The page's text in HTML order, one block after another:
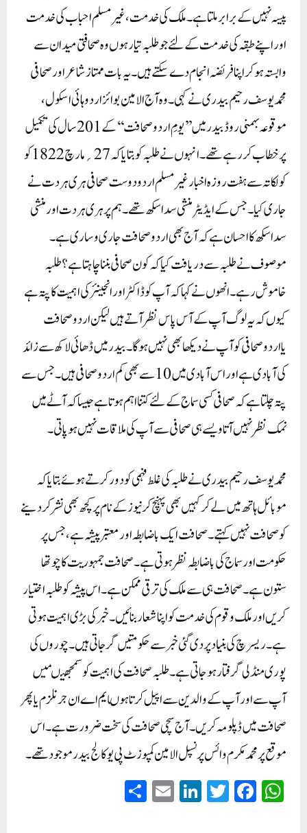
پیسہ نہیں کے برابرملتاہے ۔ملک کی خدمت ، غیرمسلم احباب کی خدمت
اور اپنے طبقہ کی خدمت کے لئے جوطلبہ تیار ہوں وہ صحافتی میدان سے
وابستہ ہوکر اپنافریضہ انجام دے سکتے ہیں۔ یہ بات ممتاز شاعراورصحافی
محمدیوسف رحیم بیدری نے کہی۔ وہ آج الامین بوائز اردوہائی اسکول ،
موقوعہ بہمنی روڈ بیدر میں ’’یومِ اردو صحافت ‘‘ کے 201سال کی تکمیل
پر خطاب کررہے تھے۔ انہوں نے طلبہ کو بتایاکہ 27؍مارچ 1822کو
کولکاتہ سے ہفت روزہ اخبار غیرمسلم اردو دوست صحافی ہری ہردت نے
جاری کیا۔ جس کے ایڈیٹر منشی سداسکھ تھے۔ ہم پر ہری ہردت اور منشی
سداسکھ کااحسان ہے کہ آج بھی اردو صحافت جاری وساری ہے۔
موصوف نے طلبہ سے دریافت کیاکہ کون صحافی بننا چاہتاہے؟ طلبہ
خاموش رہے ۔ انھوں نے کہاکہ آپ کو ڈاکٹر اور انجینئر کی اہمیت کاپتہ ہے
کیوں کہ یہ لوگ آپ کے آس پاس نظر آتے ہیں لیکن اردو صحافت
یااردو صحافی کو آپ نے دیکھا بھی نہیں ہوگا۔ بیدر میں ڈھائی لاکھ سے زائد
کی آبادی ہے اور اس آبادی میں 10سے بھی کم اردو صحافی ہیں۔جس سے
پتہ چلتاہے کہ صحافی کسی سماج کے لئے کتنا اہم ہوتاہے جیساکہ آٹے میں
نمک نظر نہیں آتا ویسے ہی صحافی سے آپ کی ملاقات نہیں ہوپاتی۔
محمدیوسف رحیم بیدری نے طلبہ کی غلط فہمی کودور کرتے ہوئے بتایاکہ
موبائل ہاتھ میں لے کر کہیں بھی پہنچ کر نیوز کے نام پر کچھ بھی نشر کردینے
کو صحافت نہیں کہتے۔ صحافت ایک باضابطہ اور معتبر پیشہ ہے، جس پر
حکومت اور سماج کی باضابطہ نظر ہوتی ہے ۔ صحافت جمہوریت کا چوتھا
ستون ہے۔ صحافت ہی سے ملک کی ترقی ممکن ہے۔ اس پیشہ کو طلبہ اختیار
کریں اور ملک وقوم کی خدمت کو اپناشعار بنائیں۔ خبر کی بڑی اہمیت ہوتی
ہے۔ ریسرچ کی بنیادپر دی گئی خبر سے حکومتیں گر جاتی ہیں۔ چوروں کی
پوری منڈلی گرفتار ہوجاتی ہے۔ طلبہ صحافت کی اہمیت کو سمجھیںمیں
آپ سے اور آپ کے والدین سے اپیل کرتاہوںایم اے ان جرنلزم یاپھر
صحافت میں ڈپلومہ کریں۔ آج سچی صحافت کی سخت ضرورت ہے۔ اس
موقع پر محمد مکرم وائس پرنسپل الامین کمپوزٹ پی یوکالج بیدر موجودتھے۔
W
ha
Fa
ce
T
wi
Li
nk
E
m